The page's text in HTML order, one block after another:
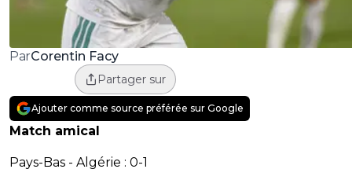
ParCorentin Facy
Partager sur
Ajouter comme source préférée sur Google
Match amical
Pays-Bas - Algérie : 0-1